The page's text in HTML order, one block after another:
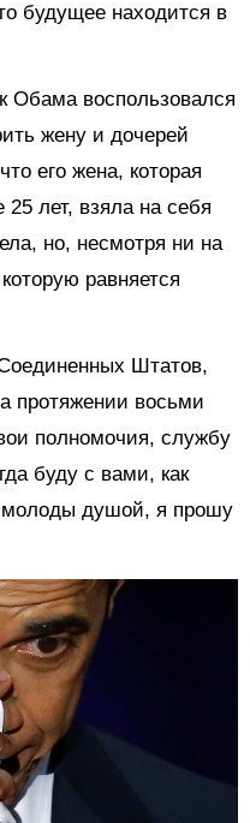
будущее находится в
Обама воспользовался
жену и дочерей
его жена, которая
лет, взяла на себя
но, несмотря ни на
равняется
Штатов,
протяжении восьми
полномочия, службу
буду с вами, как
душой, я прошу